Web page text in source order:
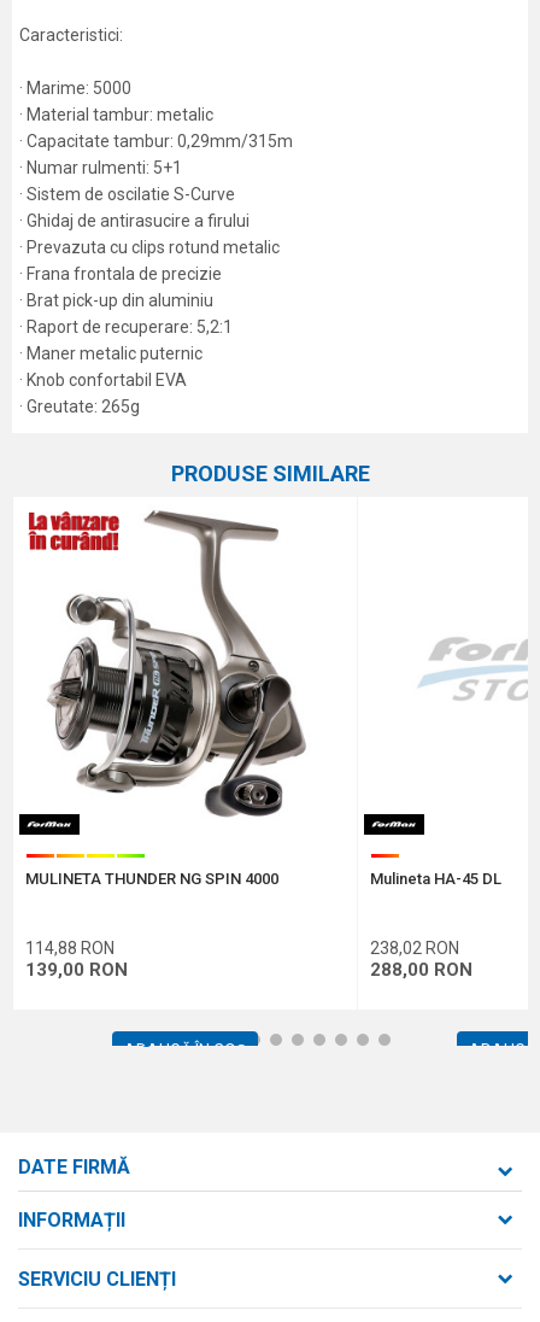
Caracteristici:
· Marime: 5000
· Material tambur: metalic
· Capacitate tambur: 0,29mm/315m
· Numar rulmenti: 5+1
· Sistem de oscilatie S-Curve
· Ghidaj de antirasucire a firului
· Prevazuta cu clips rotund metalic
· Frana frontala de precizie
· Brat pick-up din aluminiu
· Raport de recuperare: 5,2:1
· Maner metalic puternic
· Knob confortabil EVA
· Greutate: 265g
Mulinete spinning
Capacitate
Număr rulmenti
Raport de recuperare
Greutate
Mărime 5000
Email
Comentariu
Protectie anti-spam - calculeaza 9 - 4 :
PRODUSE SIMILARE
MULINETA THUNDER NG SPIN 4000
114,88 RON
139,00 RON
ADAUGĂ ÎN COȘ
Mulineta HA-45 DL
238,02 RON
288,00 RON
ADAUGĂ
1 2 3 4 5 6 7 8 9 101112
DATE FIRMĂ
strada Bld. Mihai Viteazul nr. 169/B
INFORMAȚII
SERVICIU CLIENȚI